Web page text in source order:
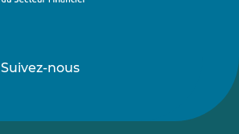
Suivez-nous
sursur